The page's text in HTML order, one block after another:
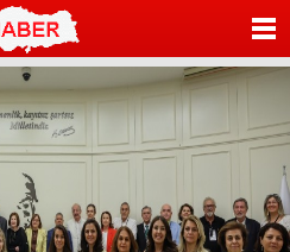
KATEGORİLER
YAZARLAR
ANKETLER